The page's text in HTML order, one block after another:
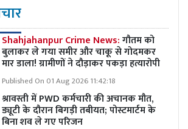
Shahjahanpur Crime News:गौतम को
बुलाकर ले गया समीर और चाकू से गोदमकर
मार डाला! ग्रामीणों ने दौड़ाकर पकड़ा हत्यारोपी
Published On 01 Aug 2026 11:42:18
श्रावस्ती में PWD कर्मचारी की अचानक मौत,
ड्यूटी के दौरान बिगड़ी तबीयत; पोस्टमार्टम के
बिना शव ले गए परिजन